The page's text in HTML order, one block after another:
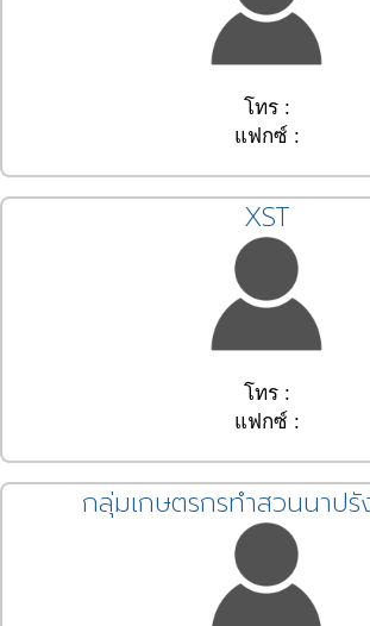
โทร :
แฟกซ์ :
XST
โทร :
แฟกซ์ :
กลุ่มเกษตรกรทำสวนนาป